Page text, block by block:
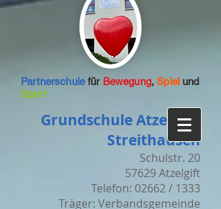
Partnerschulefür Bewegung,Spiel und
Sport
Grundschule Atzelgift-
Streithausen
Schulstr. 20
57629 Atzelgift
Telefon: 02662 / 1333
Träger: Verbandsgemeinde